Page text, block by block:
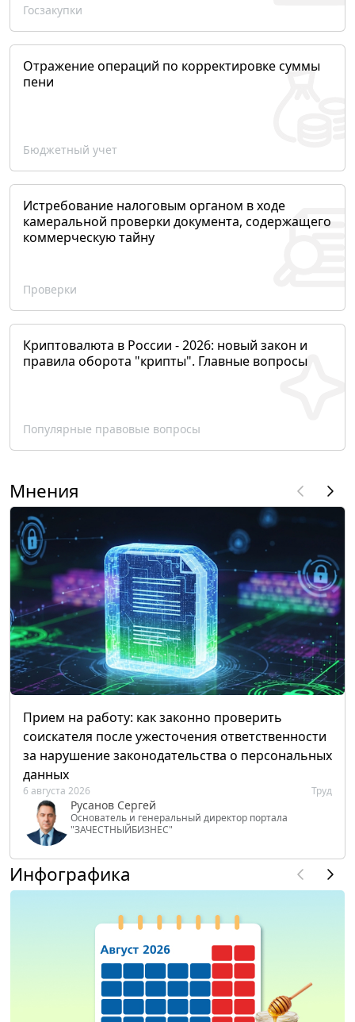
Госзакупки
Отражение операций по корректировке суммы
пени
Бюджетный учет
Истребование налоговым органом в ходе
камеральной проверки документа, содержащего
коммерческую тайну
Проверки
Криптовалюта в России - 2026: новый закон и
правила оборота "крипты". Главные вопросы
Популярные правовые вопросы
Мнения
Прием на работу: как законно проверить
соискателя после ужесточения ответственности
за нарушение законодательства о персональных
данных
6 августа 2026 Труд
Русанов Сергей
Основатель и генеральный директор портала
"ЗАЧЕСТНЫЙБИЗНЕС"
Инфографика